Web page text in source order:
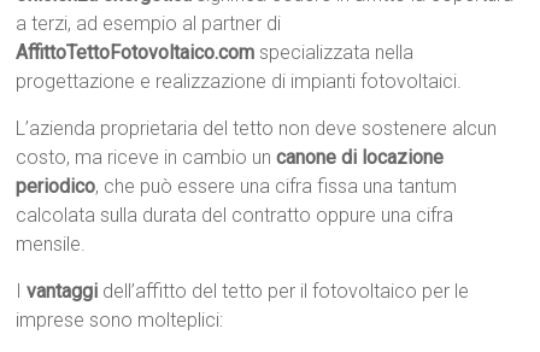
a terzi, ad esempio al partner di
AffittoTettoFotovoltaico.com specializzata nella
progettazione e realizzazione di impianti fotovoltaici.
L’azienda proprietaria del tetto non deve sostenere alcun
costo, ma riceve in cambio uncanone di locazione
periodico, che può essere una cifra fissa una tantum
calcolata sulla durata del contratto oppure una cifra
mensile.
Ivantaggi dell’affitto del tetto per il fotovoltaico per le
imprese sono molteplici: